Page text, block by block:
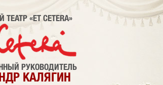
«ET CETERA»
РУКОВОДИТЕЛЬ
КАЛЯГИН